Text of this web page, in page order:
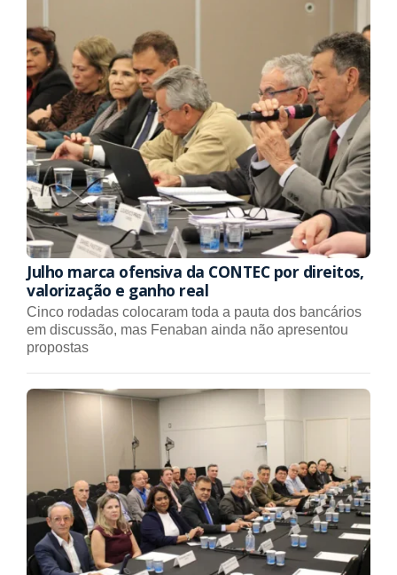
Julho marca ofensiva da CONTEC por direitos,
valorização e ganho real
Cinco rodadas colocaram toda a pauta dos bancários
em discussão, mas Fenaban ainda não apresentou
propostas